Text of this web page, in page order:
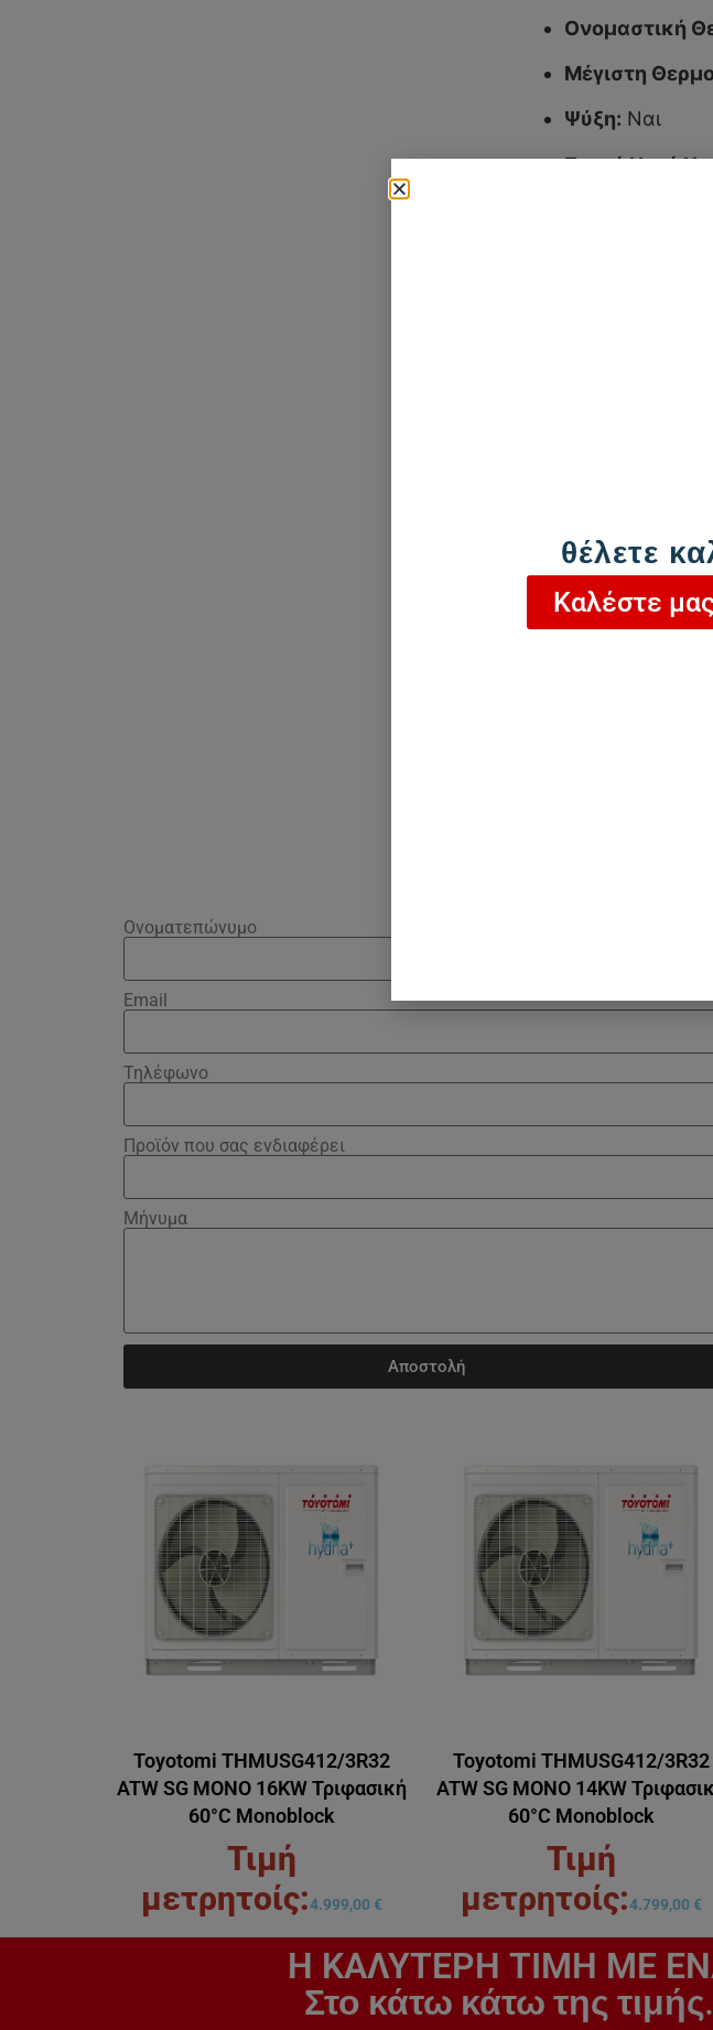
Ονομαστική
Μέγιστη
Ψύξη: Ναι
Ζεστό Νερό
Ονοματεπώνυμο
Email
Τηλέφωνο
Προϊόν που σας ενδιαφέρει
Μήνυμα
Αποστολή
Toyotomi THMUSG412/3R32
ATW SG MONO 16KW Τριφασική
60°C Monoblock
4.999,00 €
Toyotomi THMUSG412/3R32
ATW SG MONO 14KW
60°C Monoblock
4.799,00 €
H ΚΑΛΥΤΕΡΗ ΤΙΜΗ ΜΕ
Στο κάτω κάτω της
θέλετε
Καλέστε